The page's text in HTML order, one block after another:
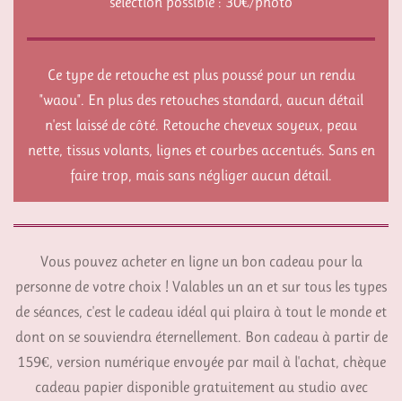
Ce type de retouche est plus poussé pour un rendu
"waou". En plus des retouches standard, aucun détail
n'est laissé de côté. Retouche cheveux soyeux, peau
nette, tissus volants, lignes et courbes accentués. Sans en
faire trop, mais sans négliger aucun détail.
Vous pouvez acheter en ligne un bon cadeau pour la
personne de votre choix ! Valables un an et sur tous les types
de séances, c'est le cadeau idéal qui plaira à tout le monde et
dont on se souviendra éternellement. Bon cadeau à partir de
159€, version numérique envoyée par mail à l'achat, chèque
cadeau papier disponible gratuitement au studio avec